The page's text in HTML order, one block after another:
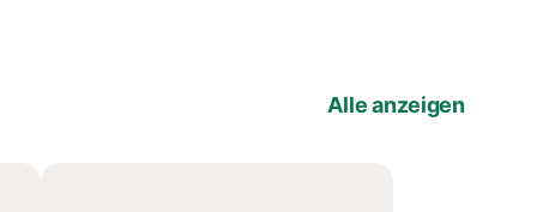
Alle anzeigen